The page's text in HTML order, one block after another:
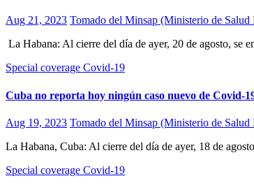
Aug 21, 2023 Tomado del Minsap (Ministerio de Salud
La Habana: Al cierre del día de ayer, 20 de agosto, se
Special coverage Covid-19
Cuba no reporta hoy ningún caso nuevo de Covid-
Aug 19, 2023 Tomado del Minsap (Ministerio de Salud
La Habana, Cuba: Al cierre del día de ayer, 18 de
Special coverage Covid-19